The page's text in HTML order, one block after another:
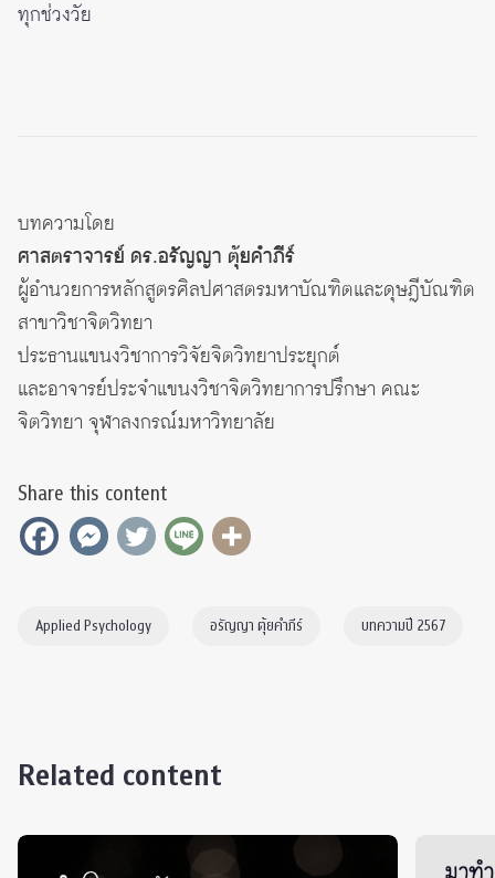
ทุกช่วงวัย
บทความโดย
ศาสตราจารย์ ดร.อรัญญา ตุ้ยคำภีร์
ผู้อำนวยการหลักสูตรศิลปศาสตรมหาบัณฑิตและดุษฎีบัณฑิต
สาขาวิชาจิตวิทยา
ประธานแขนงวิชาการวิจัยจิตวิทยาประยุกต์
และอาจารย์ประจำแขนงวิชาจิตวิทยาการปรึกษา คณะ
จิตวิทยา จุฬาลงกรณ์มหาวิทยาลัย
Share this content
Applied Psychology อรัญญา ตุ้ยคำภีร์ บทความปี 2567
Related content